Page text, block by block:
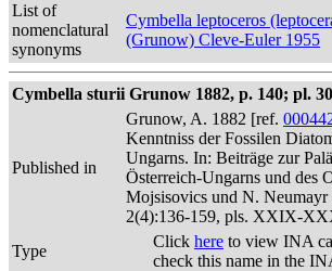
List of
nomenclatural
synonyms
Cymbella leptoceros
(Grunow) Cleve-Euler 1955
Cymbella sturii Grunow 1882, p. 140; pl.
Published in
Grunow, A. 1882 [ref.
Kenntniss der Fossilen
Ungarns. In: Beiträge zur
Österreich-Ungarns und des
Mojsisovics und N. Neumayr
2(4):136-159, pls. XXIX-
Type
Click here to view INA
check this name in the